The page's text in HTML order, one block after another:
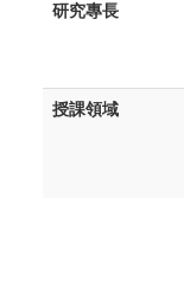
研究專長
授課領域